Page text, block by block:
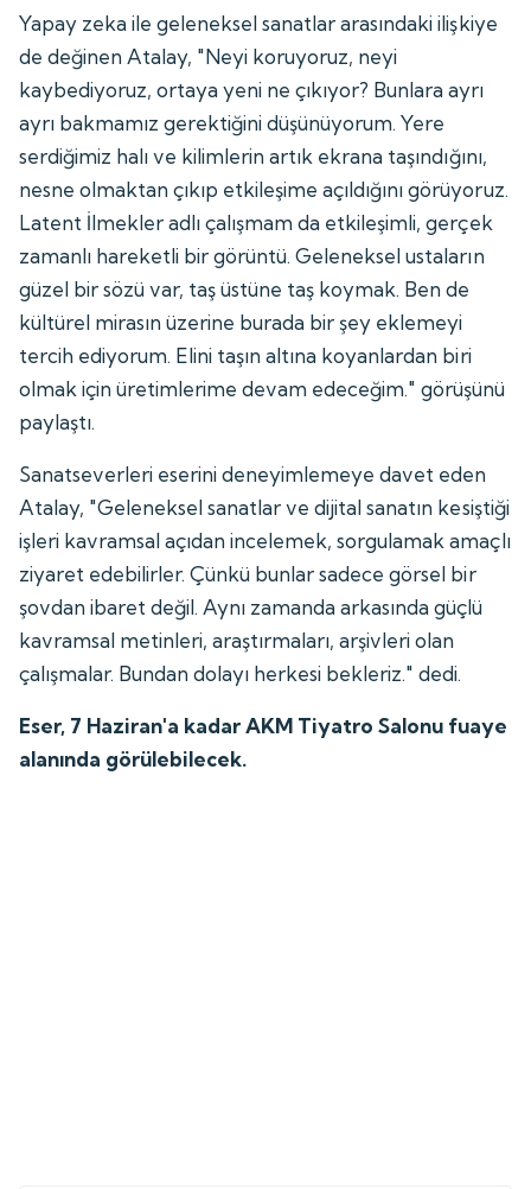
Yapay zeka ile geleneksel sanatlar arasındaki ilişkiye
de değinen Atalay, "Neyi koruyoruz, neyi
kaybediyoruz, ortaya yeni ne çıkıyor? Bunlara ayrı
ayrı bakmamız gerektiğini düşünüyorum. Yere
serdiğimiz halı ve kilimlerin artık ekrana taşındığını,
nesne olmaktan çıkıp etkileşime açıldığını görüyoruz.
Latent İlmekler adlı çalışmam da etkileşimli, gerçek
zamanlı hareketli bir görüntü. Geleneksel ustaların
güzel bir sözü var, taş üstüne taş koymak. Ben de
kültürel mirasın üzerine burada bir şey eklemeyi
tercih ediyorum. Elini taşın altına koyanlardan biri
olmak için üretimlerime devam edeceğim." görüşünü
paylaştı.
Sanatseverleri eserini deneyimlemeye davet eden
Atalay, "Geleneksel sanatlar ve dijital sanatın kesiştiği
işleri kavramsal açıdan incelemek, sorgulamak amaçlı
ziyaret edebilirler. Çünkü bunlar sadece görsel bir
şovdan ibaret değil. Aynı zamanda arkasında güçlü
kavramsal metinleri, araştırmaları, arşivleri olan
çalışmalar. Bundan dolayı herkesi bekleriz." dedi.
Eser, 7 Haziran'a kadar AKM Tiyatro Salonu fuaye
alanında görülebilecek.